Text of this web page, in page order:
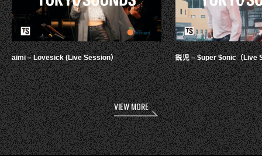
aimi – Lovesick (Live Session） 鋭児 – $uper $onic（Live
VIEW MORE